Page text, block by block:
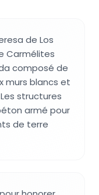
de Los
Carmélites
composé de
murs blancs et
structures
armé pour
de terre